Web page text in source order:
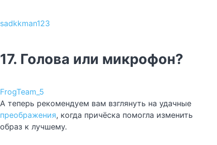
sadkkman123
17. Голова или микрофон?
FrogTeam_5
А теперь рекомендуем вам взглянуть на удачные
преображения, когда причёска помогла изменить
образ к лучшему.